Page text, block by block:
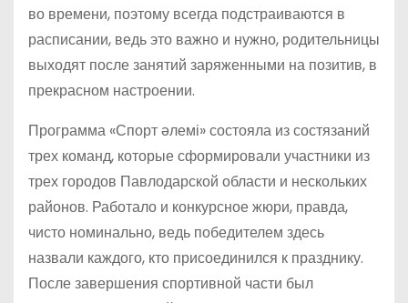
во времени, поэтому всегда подстраиваются в
расписании, ведь это важно и нужно, родительницы
выходят после занятий заряженными на позитив, в
прекрасном настроении.
Программа «Спорт әлемі» состояла из состязаний
трех команд, которые сформировали участники из
трех городов Павлодарской области и нескольких
районов. Работало и конкурсное жюри, правда,
чисто номинально, ведь победителем здесь
назвали каждого, кто присоединился к празднику.
После завершения спортивной части был